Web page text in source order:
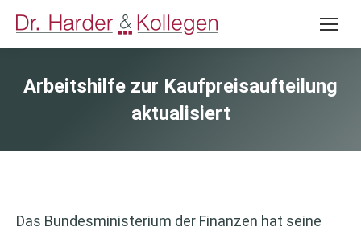
Arbeitshilfe zur Kaufpreisaufteilung
aktualisiert
Das Bundesministerium der Finanzen hat seine